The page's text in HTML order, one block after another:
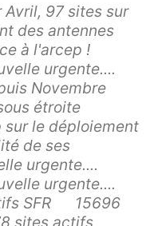
97 sites sur
des antennes
à l'arcep !
urgente....
Novembre
étroite
le déploiement
de ses
urgente....
urgente....
SFR 15696
sites actifs